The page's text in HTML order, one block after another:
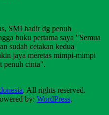
SMI hadir dg penuh
buku pertama saya "Semua
sudah cetakan kedua
jaya meretas mimpi-mimpi
penuh cinta".
. All rights reserved.
by: WordPress.